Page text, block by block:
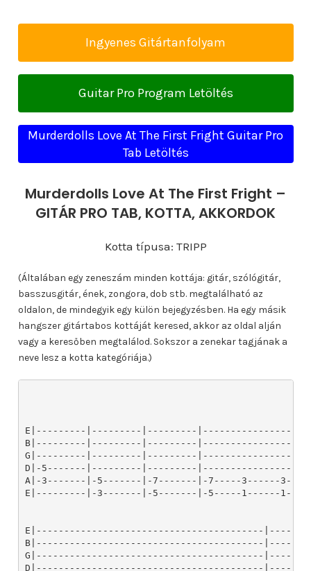
Ingyenes Gitártanfolyam
Guitar Pro Program Letöltés
Murderdolls Love At The First Fright Guitar Pro
Tab Letöltés
Murderdolls Love At The First Fright –
GITÁR PRO TAB, KOTTA, AKKORDOK
Kotta típusa: TRIPP
(Általában egy zeneszám minden kottája: gitár, szólógitár,
basszusgitár, ének, zongora, dob stb. megtalálható az
oldalon, de mindegyik egy külön bejegyzésben. Ha egy másik
hangszer gitártabos kottáját keresed, akkor az oldal alján
vagy a keresőben megtalálod. Sokszor a zenekar tagjának a
neve lesz a kotta kategóriája.)
E|---------|---------|---------
B|---------|---------|---------
G|---------|---------|---------
D|-5-------|---------|---------
A|-3-------|-5-------|-7-------|-7-----3------3---
E|---------|-3-------|-5-------|-5-----1------1---
E|-----------------------------------------
B|-----------------------------------------
G|-----------------------------------------
D|-----------------------------------------